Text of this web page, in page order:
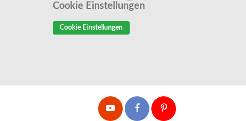
Cookie Einstellungen
Cookie Einstellungen